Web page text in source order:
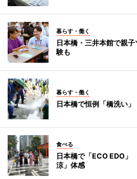
暮らす・働く
日本橋・三井本館で親
験も
暮らす・働く
日本橋で恒例「橋洗い
食べる
日本橋で「ECO EDO
涼」体感